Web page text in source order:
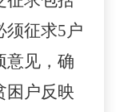
须征求5户
意见，确
困户反映